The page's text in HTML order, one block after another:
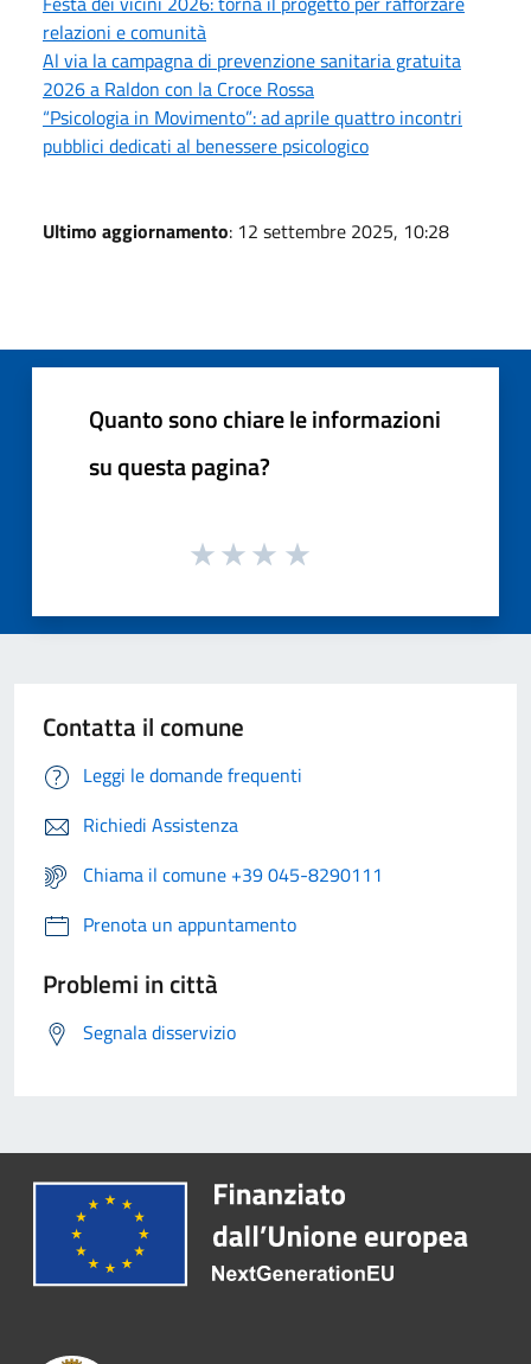
relazioni e comunità
Al via la campagna di prevenzione sanitaria gratuita
2026 a Raldon con la Croce Rossa
“Psicologia in Movimento”: ad aprile quattro incontri
pubblici dedicati al benessere psicologico
Ultimo aggiornamento: 12 settembre 2025, 10:28
Quanto sono chiare le informazioni
su questa pagina?
Contatta il comune
Leggi le domande frequenti
Richiedi Assistenza
Chiama il comune +39 045-8290111
Prenota un appuntamento
Problemi in città
Segnala disservizio